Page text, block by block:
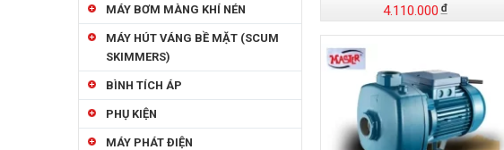
MÁY BƠM MÀNG KHÍ NÉN
MÁY HÚT VÁNG BỀ MẶT (SCUM
SKIMMERS)
BÌNH TÍCH ÁP
PHỤ KIỆN
MÁY PHÁT ĐIỆN
4.110.000